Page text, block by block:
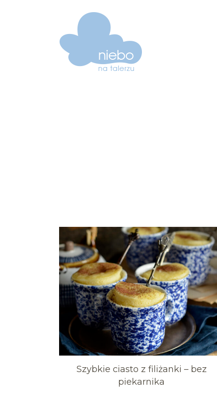
Szybkie ciasto z filiżanki – bez
piekarnika